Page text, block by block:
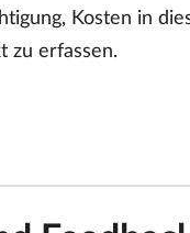
Kosten in
zu erfassen.